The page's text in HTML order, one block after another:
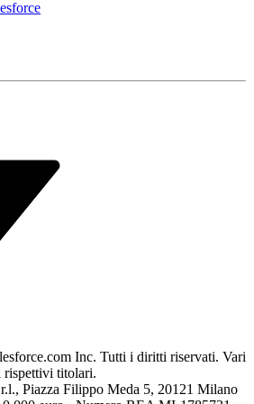
risultato
Inc. Tutti i diritti riservati. Vari
rispettivi titolari.
Piazza Filippo Meda 5, 20121 Milano